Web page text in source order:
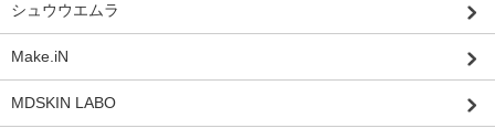
シュウウエムラ
Make.iN
MDSKIN LABO